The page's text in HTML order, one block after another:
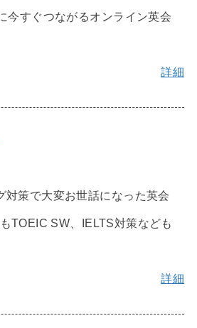
今すぐつながるオンライン英会
詳細
対策で大変お世話になった英会
TOEIC SW、IELTS対策なども
詳細